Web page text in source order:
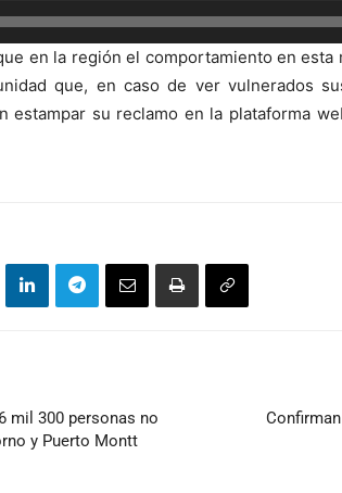
en la región el comportamiento en
que, en caso de ver vulnerados
estampar su reclamo en la plataforma
mil 300 personas no
y Puerto Montt